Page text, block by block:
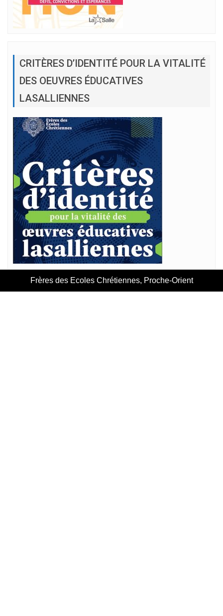
CRITÈRES D’IDENTITÉ POUR LA VITALITÉ
DES OEUVRES ÉDUCATIVES
LASALLIENNES
Frères des Ecoles Chrétiennes, Proche-Orient